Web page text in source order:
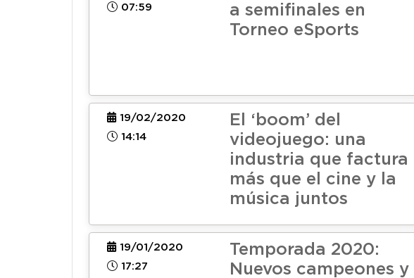
07:59
a semifinales en
Torneo eSports
19/02/2020
14:14
El ‘boom’ del
videojuego: una
industria que factura
más que el cine y la
música juntos
19/01/2020
17:27
Temporada 2020:
Nuevos campeones y